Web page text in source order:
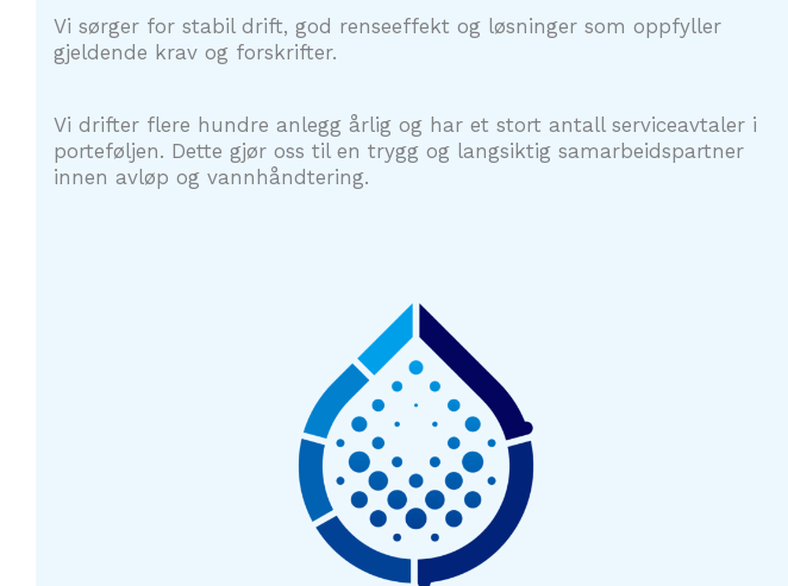
Vi sørger for stabil drift, god renseeffekt og løsninger som oppfyller
gjeldende krav og forskrifter.
Vi drifter flere hundre anlegg årlig og har et stort antall serviceavtaler i
porteføljen. Dette gjør oss til en trygg og langsiktig samarbeidspartner
innen avløp og vannhåndtering.